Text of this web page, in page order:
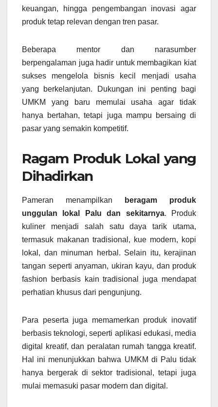
keuangan, hingga pengembangan inovasi agar
produk tetap relevan dengan tren pasar.
Beberapa mentor dan narasumber
berpengalaman juga hadir untuk membagikan kiat
sukses mengelola bisnis kecil menjadi usaha
yang berkelanjutan. Dukungan ini penting bagi
UMKM yang baru memulai usaha agar tidak
hanya bertahan, tetapi juga mampu bersaing di
pasar yang semakin kompetitif.
Ragam Produk Lokal yang
Dihadirkan
Pameran menampilkan
beragam produk
unggulan lokal Palu dan sekitarnya. Produk
kuliner menjadi salah satu daya tarik utama,
termasuk makanan tradisional, kue modern, kopi
lokal, dan minuman herbal. Selain itu, kerajinan
tangan seperti anyaman, ukiran kayu, dan produk
fashion berbasis kain tradisional juga mendapat
perhatian khusus dari pengunjung.
Para peserta juga memamerkan produk inovatif
berbasis teknologi, seperti aplikasi edukasi, media
digital kreatif, dan peralatan rumah tangga kreatif.
Hal ini menunjukkan bahwa UMKM di Palu tidak
hanya bergerak di sektor tradisional, tetapi juga
mulai memasuki pasar modern dan digital.